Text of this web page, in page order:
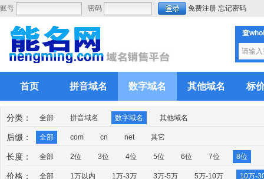
账号 密码 免费注册 忘记密码
查
首页 拼音域名 数字域名 其他域名 标
分类： 全部 拼音域名 数字域名 其他域名
后缀： 全部 com cn net 其它
长度： 全部 2位 3位 4位 5位 6位 7位 8位
价格： 全部 1万以内 1万-3万 3万-5万 5万-10万 10万-